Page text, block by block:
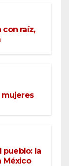
con raíz,
pueblo: la
México